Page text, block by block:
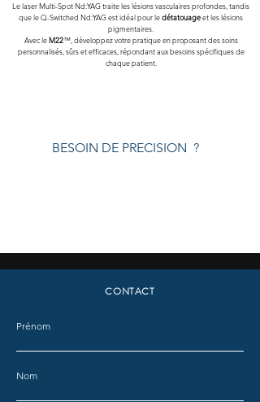
Le laser Multi-Spot Nd:YAG traite les lésions vasculaires profondes, tandis
que le Q-Switched Nd:YAG est idéal pour ledétatouageet les lésions
pigmentaires.
Avec leM22™, développez votre pratique en proposant des soins
personnalisés, sûrs et efficaces, répondant aux besoins spécifiques de
chaque patient.​
BESOIN DE PRECISION ?
CONTACT
Prénom
Nom